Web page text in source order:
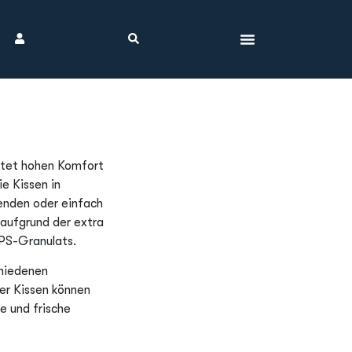
hohen Komfort
Kissen in
oder einfach
der extra
Granulats.
Kissen können
und frische